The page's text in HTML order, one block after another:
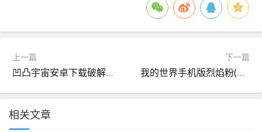
上一篇
凹凸宇宙安卓下载破解版(凹凸世界破解版无限星石版)
下一篇
我的世界手机版烈焰粉(我的世界116烈焰粉)
相关文章